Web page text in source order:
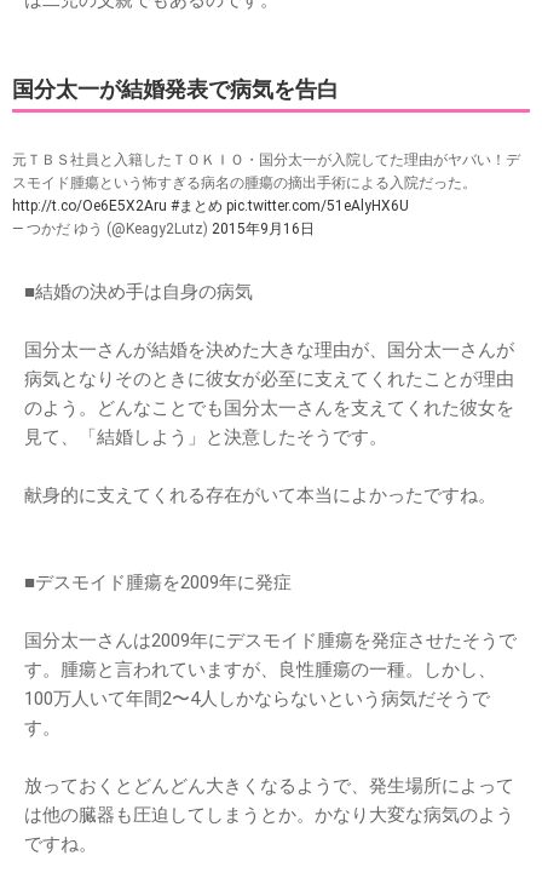
国分太一が結婚発表で病気を告白
元ＴＢＳ社員と入籍したＴＯＫＩＯ・国分太一が入院してた理由がヤバい！デ
スモイド腫瘍という怖すぎる病名の腫瘍の摘出手術による入院だった。
http://t.co/Oe6E5X2Aru #まとめ pic.twitter.com/51eAlyHX6U
— つかだ ゆう (@Keagy2Lutz) 2015年9月16日
■結婚の決め手は自身の病気
国分太一さんが結婚を決めた大きな理由が、国分太一さんが
病気となりそのときに彼女が必至に支えてくれたことが理由
のよう。どんなことでも国分太一さんを支えてくれた彼女を
見て、「結婚しよう」と決意したそうです。
献身的に支えてくれる存在がいて本当によかったですね。
■デスモイド腫瘍を2009年に発症
国分太一さんは2009年にデスモイド腫瘍を発症させたそうで
す。腫瘍と言われていますが、良性腫瘍の一種。しかし、
100万人いて年間2〜4人しかならないという病気だそうで
す。
放っておくとどんどん大きくなるようで、発生場所によって
は他の臓器も圧迫してしまうとか。かなり大変な病気のよう
ですね。